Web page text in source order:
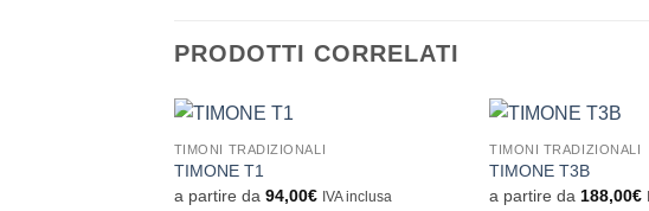
PRODOTTI CORRELATI
TIMONI TRADIZIONALI
TIMONE T1
a partire da 94,00€ IVA inclusa
TIMONI TRADIZIONALI
TIMONE T3B
a partire da 188,00€